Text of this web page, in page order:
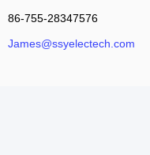
86-755-28347576
James@ssyelectech.com